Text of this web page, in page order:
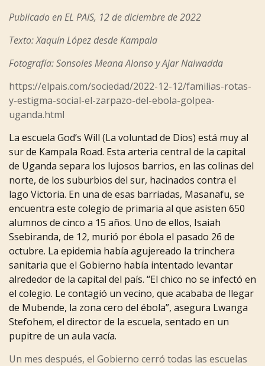
Publicado en EL PAIS, 12 de diciembre de 2022
Texto: Xaquín López desde Kampala
Fotografía: Sonsoles Meana Alonso y Ajar Nalwadda
https://elpais.com/sociedad/2022-12-12/familias-rotas-
y-estigma-social-el-zarpazo-del-ebola-golpea-
uganda.html
La escuela God’s Will (La voluntad de Dios) está muy al
sur de Kampala Road. Esta arteria central de la capital
de Uganda separa los lujosos barrios, en las colinas del
norte, de los suburbios del sur, hacinados contra el
lago Victoria. En una de esas barriadas, Masanafu, se
encuentra este colegio de primaria al que asisten 650
alumnos de cinco a 15 años. Uno de ellos, Isaiah
Ssebiranda, de 12, murió porébola el pasado 26 de
octubre. La epidemia había agujereado la trinchera
sanitaria que el Gobierno había intentado levantar
alrededorde la capital del país. “El chico no se infectó en
el colegio. Le contagió un vecino, que acababa de llegar
de Mubende, la zona cero del ébola”, asegura Lwanga
Stefohem, el director de la escuela, sentado en un
pupitre de un aula vacía.
Un mes después, el Gobierno cerró todas las escuelas